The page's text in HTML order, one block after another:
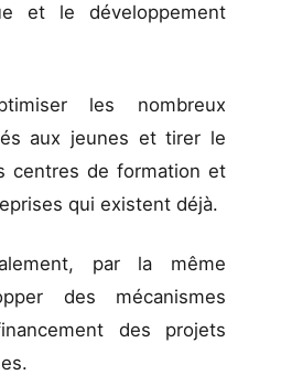
et le développement
les nombreux
aux jeunes et tirer le
centres de formation et
qui existent déjà.
par la même
des mécanismes
des projets